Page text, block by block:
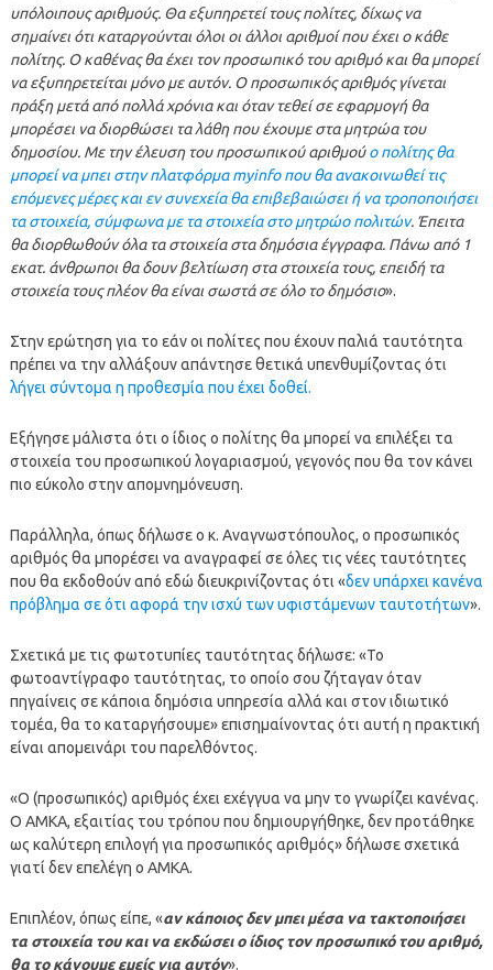
υπόλοιπους αριθμούς. Θα εξυπηρετεί τους πολίτες, δίχως να
σημαίνει ότι καταργούνται όλοι οι άλλοι αριθμοί που έχει ο κάθε
πολίτης. Ο καθένας θα έχει τον προσωπικό του αριθμό και θα μπορεί
να εξυπηρετείται μόνο με αυτόν. Ο προσωπικός αριθμός γίνεται
πράξη μετά από πολλά χρόνια και όταν τεθεί σε εφαρμογή θα
μπορέσει να διορθώσει τα λάθη που έχουμε στα μητρώα του
δημοσίου. Με την έλευση του προσωπικού αριθμούο πολίτης θα
μπορεί να μπει στην πλατφόρμα myinfo που θα ανακοινωθεί τις
επόμενες μέρες και εν συνεχεία θα επιβεβαιώσει ή να τροποποιήσει
τα στοιχεία, σύμφωνα με τα στοιχεία στο μητρώο πολιτών. Έπειτα
θα διορθωθούν όλα τα στοιχεία στα δημόσια έγγραφα. Πάνω από 1
εκατ. άνθρωποι θα δουν βελτίωση στα στοιχεία τους, επειδή τα
στοιχεία τους πλέον θα είναι σωστά σε όλο το δημόσιο».
Στην ερώτηση για το εάν οι πολίτες που έχουν παλιά ταυτότητα
πρέπει να την αλλάξουν απάντησε θετικά υπενθυμίζοντας ότι
λήγει σύντομα η προθεσμία που έχει δοθεί.
Εξήγησε μάλιστα ότι ο ίδιος ο πολίτης θα μπορεί να επιλέξει τα
στοιχεία του προσωπικού λογαριασμού, γεγονός που θα τον κάνει
πιο εύκολο στην απομνημόνευση.
Παράλληλα, όπως δήλωσε ο κ. Αναγνωστόπουλος, ο προσωπικός
αριθμός θα μπορέσει να αναγραφεί σε όλες τις νέες ταυτότητες
που θα εκδοθούν από εδώ διευκρινίζοντας ότι «δεν υπάρχει κανένα
πρόβλημα σε ότι αφορά την ισχύ των υφιστάμενων ταυτοτήτων».
Σχετικά με τις φωτοτυπίες ταυτότητας δήλωσε: «Το
φωτοαντίγραφο ταυτότητας, το οποίο σου ζήταγαν όταν
πηγαίνεις σε κάποια δημόσια υπηρεσία αλλά και στον ιδιωτικό
τομέα, θα το καταργήσουμε» επισημαίνοντας ότι αυτή η πρακτική
είναι απομεινάρι του παρελθόντος.
«Ο (προσωπικός) αριθμός έχει εχέγγυα να μην το γνωρίζει κανένας.
Ο ΑΜΚΑ, εξαιτίας του τρόπου που δημιουργήθηκε, δεν προτάθηκε
ως καλύτερη επιλογή για προσωπικός αριθμός» δήλωσε σχετικά
γιατί δεν επελέγη ο ΑΜΚΑ.
Επιπλέον, όπως είπε, «αν κάποιος δεν μπει μέσα να τακτοποιήσει
τα στοιχεία του και να εκδώσει ο ίδιος τον προσωπικό του αριθμό,
θα το κάνουμε εμείς για αυτόν».